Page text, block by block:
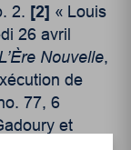
2. [2] « Louis
26 avril
Nouvelle,
de
77, 6
et